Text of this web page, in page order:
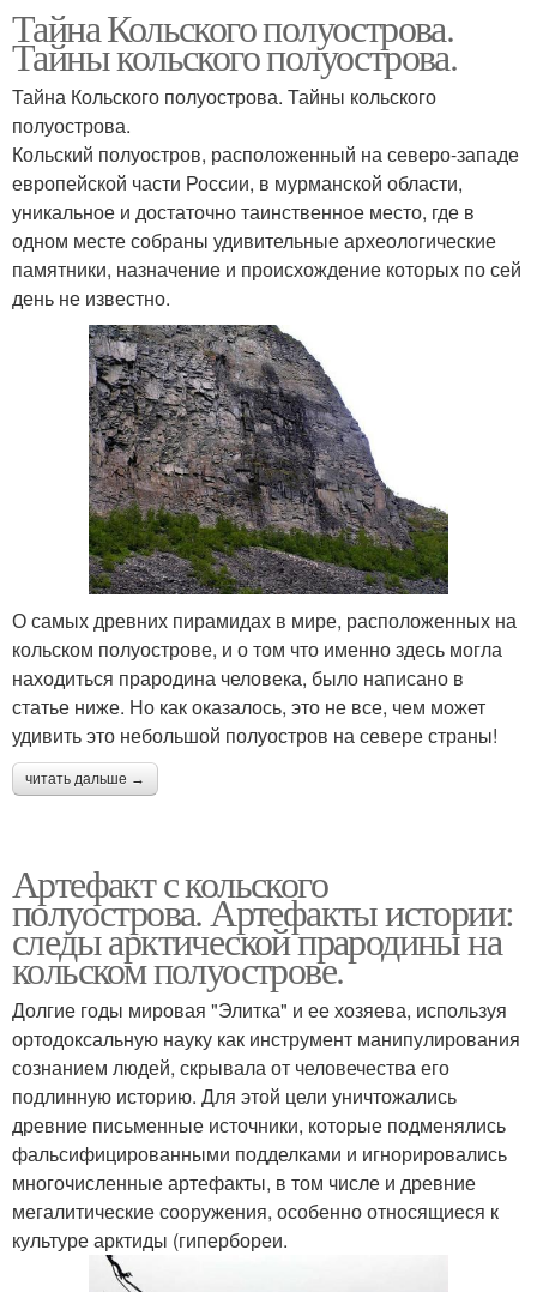
Тайна Кольского полуострова.
Тайны кольского полуострова.
Тайна Кольского полуострова. Тайны кольского
полуострова.
Кольский полуостров, расположенный на северо-западе
европейской части России, в мурманской области,
уникальное и достаточно таинственное место, где в
одном месте собраны удивительные археологические
памятники, назначение и происхождение которых по сей
день не известно.
О самых древних пирамидах в мире, расположенных на
кольском полуострове, и о том что именно здесь могла
находиться прародина человека, было написано в
статье ниже. Но как оказалось, это не все, чем может
удивить это небольшой полуостров на севере страны!
читать дальше →
Артефакт с кольского
полуострова. Артефакты истории:
следы арктической прародины на
кольском полуострове.
Долгие годы мировая "Элитка" и ее хозяева, используя
ортодоксальную науку как инструмент манипулирования
сознанием людей, скрывала от человечества его
подлинную историю. Для этой цели уничтожались
древние письменные источники, которые подменялись
фальсифицированными подделками и игнорировались
многочисленные артефакты, в том числе и древние
мегалитические сооружения, особенно относящиеся к
культуре арктиды (гипербореи.